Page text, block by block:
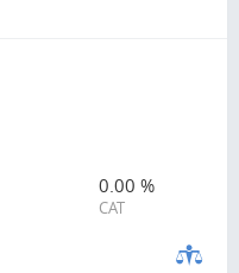
0.00 %
CAT